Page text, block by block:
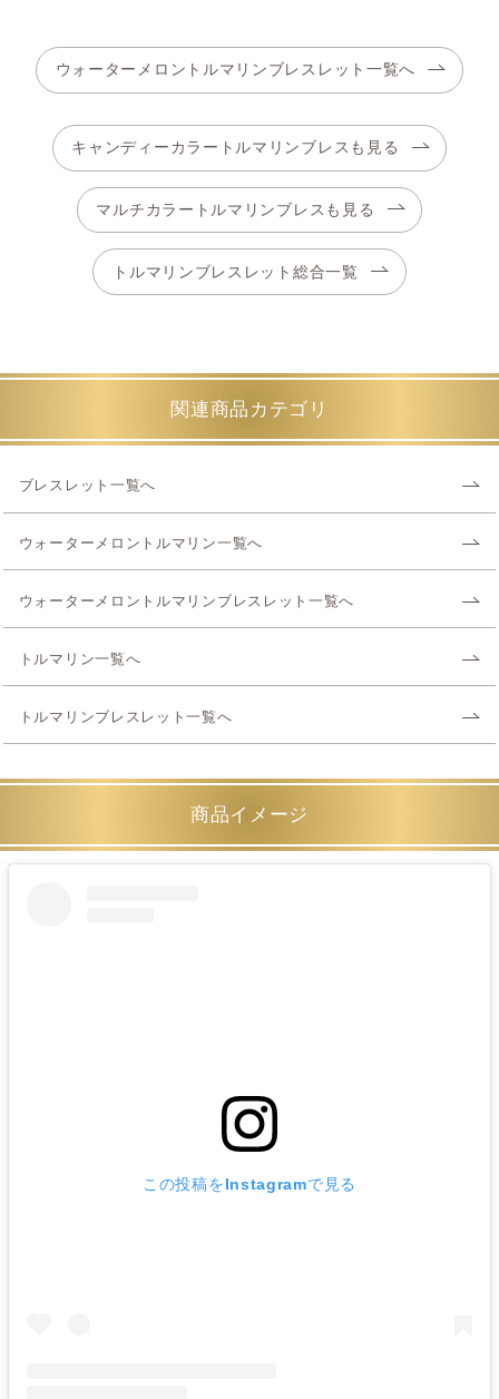
ウォーターメロントルマリンブレスレット一覧へ
キャンディーカラートルマリンブレスも見る
マルチカラートルマリンブレスも見る
トルマリンブレスレット総合一覧
関連商品カテゴリ
ブレスレット一覧へ
ウォーターメロントルマリン一覧へ
ウォーターメロントルマリンブレスレット一覧へ
トルマリン一覧へ
トルマリンブレスレット一覧へ
商品イメージ
この投稿をInstagramで見る